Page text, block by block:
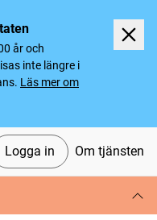
år och
inte längre i
Läs mer om
Logga in Om tjänsten